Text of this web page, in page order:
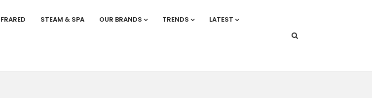
STEAM & SPA OUR BRANDS TRENDS LATEST